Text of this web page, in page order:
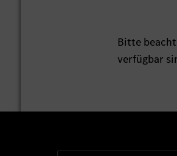
Bitte
verfügbar